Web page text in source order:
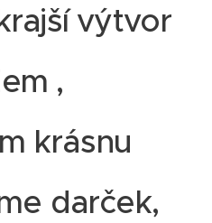
výtvor
,
krásnu
darček,